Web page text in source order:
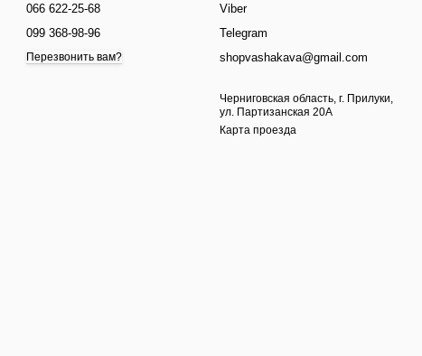
066 622-25-68
099 368-98-96
Перезвонить вам?
Viber
Telegram
shopvashakava@gmail.com
Черниговская область, г. Прилуки,
ул. Партизанская 20А
Карта проезда